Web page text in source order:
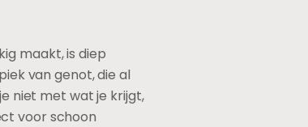
maakt, is diep
van genot, die al
niet met wat je krijgt,
voor schoon